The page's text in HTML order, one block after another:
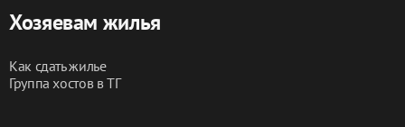
Хозяевам жилья
Как сдать жилье
Группа хостов в ТГ